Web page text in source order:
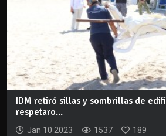
IDM retiró sillas y sombrillas de
respetaro...
Jan 10 2023 1537 189